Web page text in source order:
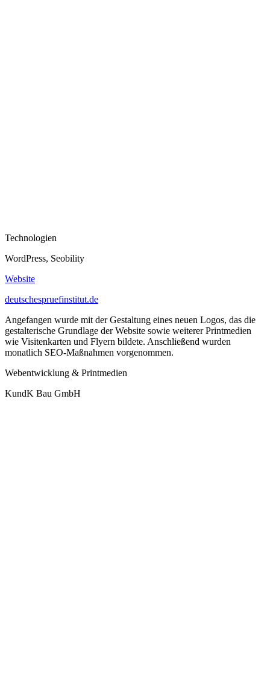
Technologien
WordPress, Seobility
Website
deutschespruefinstitut.de
Angefangen wurde mit der Gestaltung eines neuen Logos, das die
gestalterische Grundlage der Website sowie weiterer Printmedien
wie Visitenkarten und Flyern bildete. Anschließend wurden
monatlich SEO-Maßnahmen vorgenommen.
Webentwicklung & Printmedien
KundK Bau GmbH